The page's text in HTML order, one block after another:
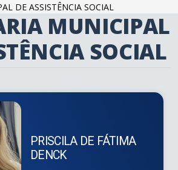
DE ASSISTÊNCIA SOCIAL
MUNICIPAL
SOCIAL
PRISCILA DE FÁTIMA
DENCK